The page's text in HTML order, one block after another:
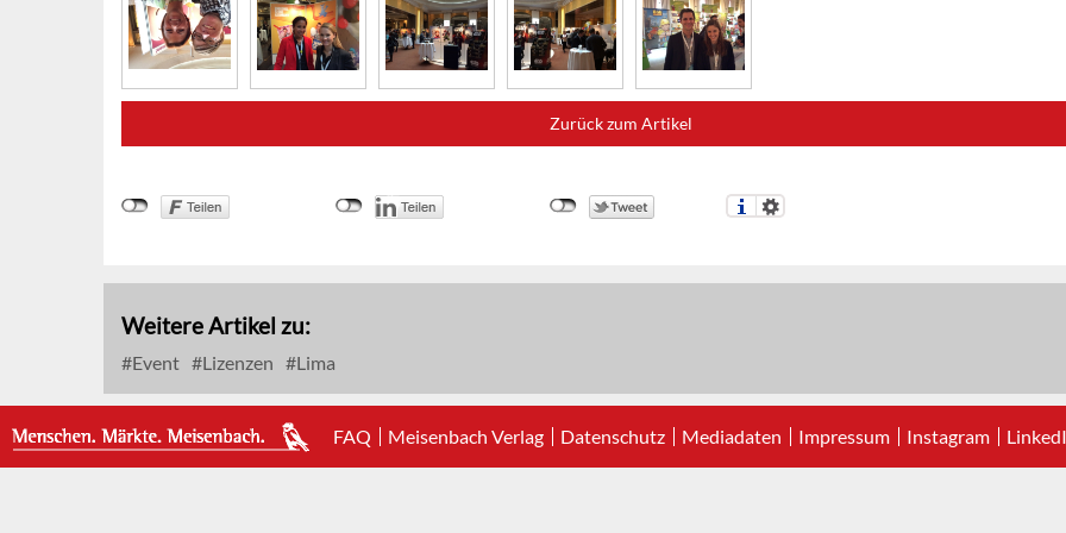
Zurück zum Artikel
Weitere Artikel zu:
Event Lizenzen Lima
FAQ Meisenbach Verlag Datenschutz Mediadaten Impressum Instagram